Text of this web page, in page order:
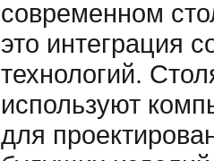
современном
это интеграция
технологий.
используют
для